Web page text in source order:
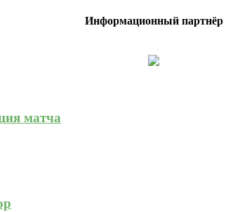
Информационный партнёр
матча